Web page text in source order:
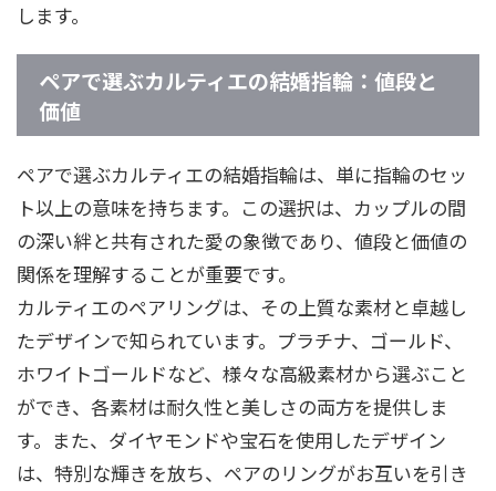
します。
ペアで選ぶカルティエの結婚指輪：値段と
価値
ペアで選ぶカルティエの結婚指輪は、単に指輪のセッ
ト以上の意味を持ちます。この選択は、カップルの間
の深い絆と共有された愛の象徴であり、値段と価値の
関係を理解することが重要です。
カルティエのペアリングは、その上質な素材と卓越し
たデザインで知られています。プラチナ、ゴールド、
ホワイトゴールドなど、様々な高級素材から選ぶこと
ができ、各素材は耐久性と美しさの両方を提供しま
す。また、ダイヤモンドや宝石を使用したデザイン
は、特別な輝きを放ち、ペアのリングがお互いを引き